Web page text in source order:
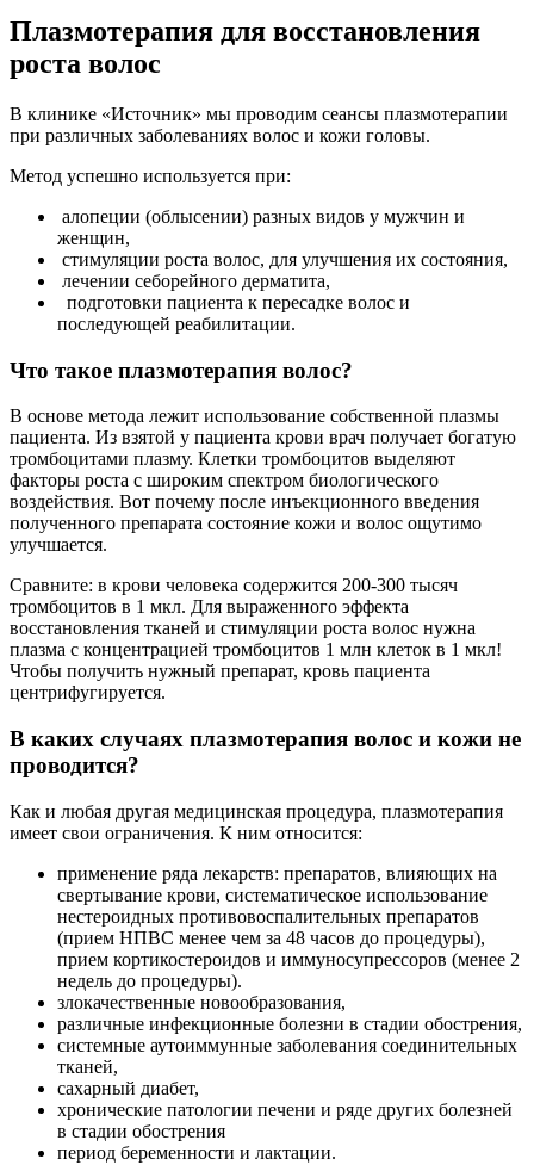
Плазмотерапия для восстановления
роста волос
В клинике «Источник» мы проводим сеансы плазмотерапии
при различных заболеваниях волос и кожи головы.
Метод успешно используется при:
алопеции (облысении) разных видов у мужчин и
женщин,
стимуляции роста волос, для улучшения их состояния,
лечении себорейного дерматита,
подготовки пациента к пересадке волос и
последующей реабилитации.
Что такое плазмотерапия волос?
В основе метода лежит использование собственной плазмы
пациента. Из взятой у пациента крови врач получает богатую
тромбоцитами плазму. Клетки тромбоцитов выделяют
факторы роста с широким спектром биологического
воздействия. Вот почему после инъекционного введения
полученного препарата состояние кожи и волос ощутимо
улучшается.
Сравните: в крови человека содержится 200-300 тысяч
тромбоцитов в 1 мкл. Для выраженного эффекта
восстановления тканей и стимуляции роста волос нужна
плазма с концентрацией тромбоцитов 1 млн клеток в 1 мкл!
Чтобы получить нужный препарат, кровь пациента
центрифугируется.
В каких случаях плазмотерапия волос и кожи не
проводится?
Как и любая другая медицинская процедура, плазмотерапия
имеет свои ограничения. К ним относится:
применение ряда лекарств: препаратов, влияющих на
свертывание крови, систематическое использование
нестероидных противовоспалительных препаратов
(прием НПВС менее чем за 48 часов до процедуры),
прием кортикостероидов и иммуносупрессоров (менее 2
недель до процедуры).
злокачественные новообразования,
различные инфекционные болезни в стадии обострения,
системные аутоиммунные заболевания соединительных
тканей,
сахарный диабет,
хронические патологии печени и ряде других болезней
в стадии обострения
период беременности и лактации.